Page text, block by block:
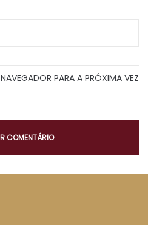
PARA A PRÓXIMA VEZ